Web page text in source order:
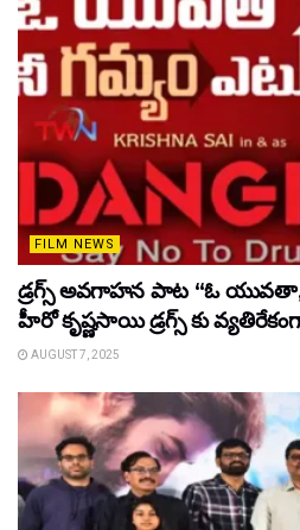
FILM NEWS
డ్రగ్స్ అవగాహన పాట “ఓ యువతా,
హీరో కృష్ణసాయి డ్రగ్స్ కు
AUGUST 7, 2025